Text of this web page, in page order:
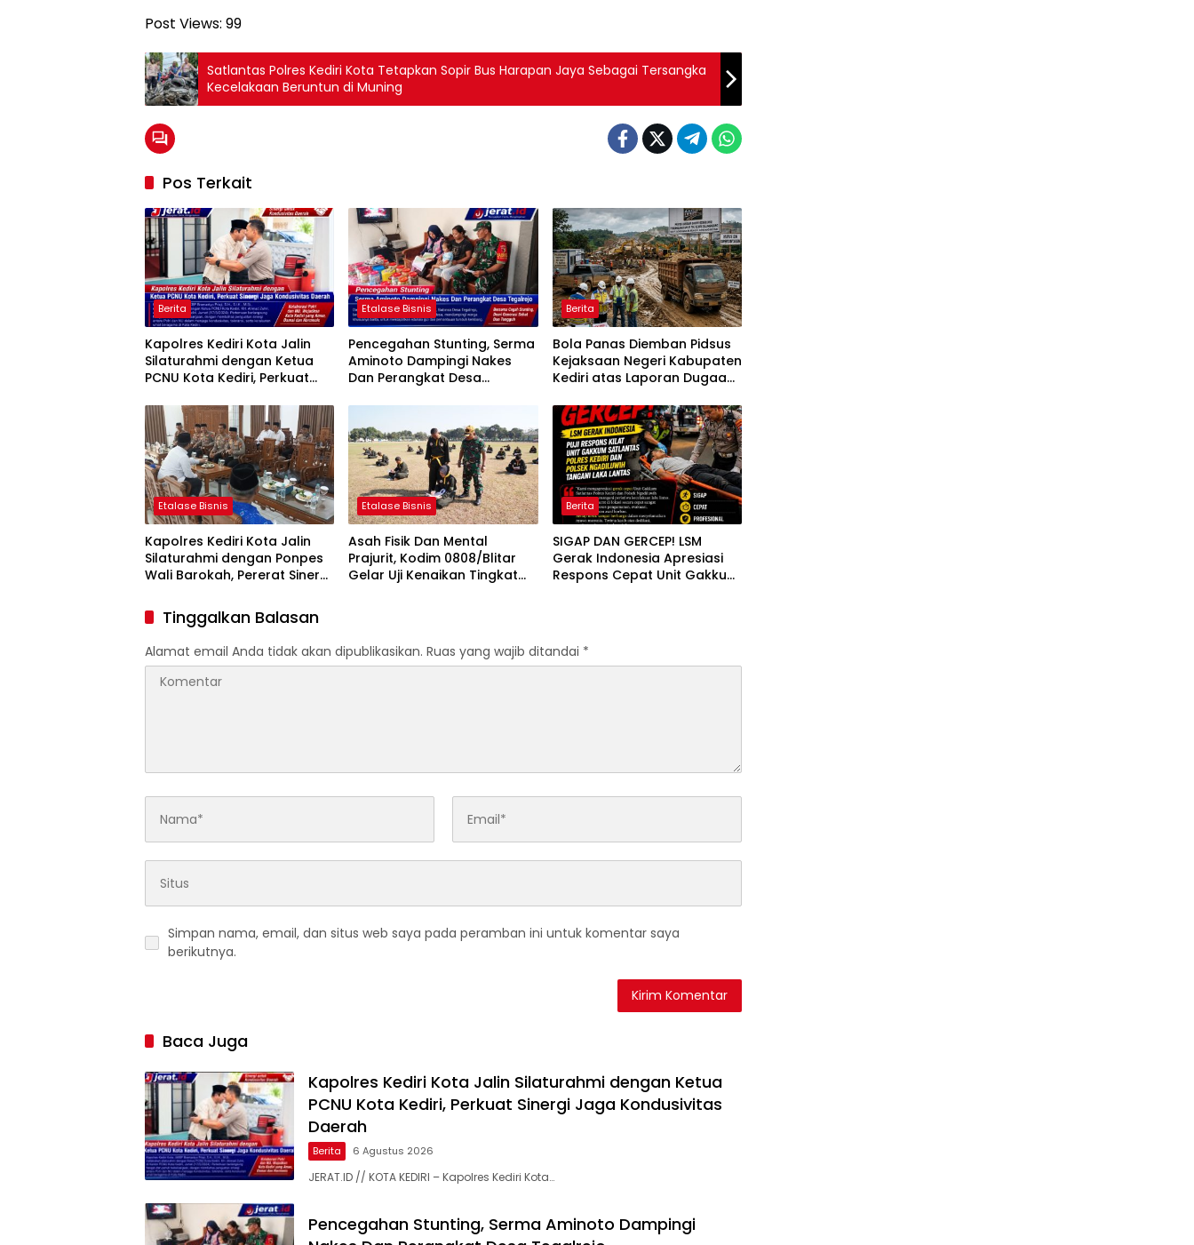
Post Views: 99
Satlantas Polres Kediri Kota Tetapkan Sopir Bus Harapan Jaya Sebagai Tersangka
Kecelakaan Beruntun di Muning
Pos Terkait
Berita
Kapolres Kediri Kota Jalin
Silaturahmi dengan Ketua
PCNU Kota Kediri, Perkuat
Daerah
Etalase Bisnis
Pencegahan Stunting, Serma
Aminoto Dampingi Nakes
Dan Perangkat Desa
Berita
Bola Panas Diemban Pidsus
Kejaksaan Negeri Kabupaten
Kediri atas Laporan Dugaan
Proyek Tol Kediri Oleh PT.
HASTARI JAYA SENTOSA
Etalase Bisnis
Kapolres Kediri Kota Jalin
Silaturahmi dengan Ponpes
Wali Barokah, Pererat Sinergi
Etalase Bisnis
Asah Fisik Dan Mental
Prajurit, Kodim 0808/Blitar
Gelar Uji Kenaikan Tingkat
Berita
SIGAP DAN GERCEP! LSM
Gerak Indonesia Apresiasi
Respons Cepat Unit Gakkum
Lalu Lintas
Tinggalkan Balasan
Alamat email Anda tidak akan dipublikasikan. Ruas yang wajib ditandai *
Simpan nama, email, dan situs web saya pada peramban ini untuk komentar saya
berikutnya.
Baca Juga
Kapolres Kediri Kota Jalin Silaturahmi dengan Ketua
PCNU Kota Kediri, Perkuat Sinergi Jaga Kondusivitas
Daerah
Berita 6 Agustus 2026
JERAT.ID // KOTA KEDIRI – Kapolres Kediri Kota…
Pencegahan Stunting, Serma Aminoto Dampingi